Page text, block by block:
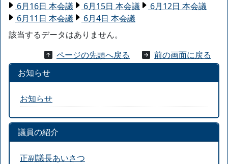
6月16日 本会議
6月15日 本会議
6月12日 本会議
6月11日 本会議
6月4日 本会議
該当するデータはありません。
ページの先頭へ戻る
前の画面に戻る
お知らせ
お知らせ
議員の紹介
正副議長あいさつ